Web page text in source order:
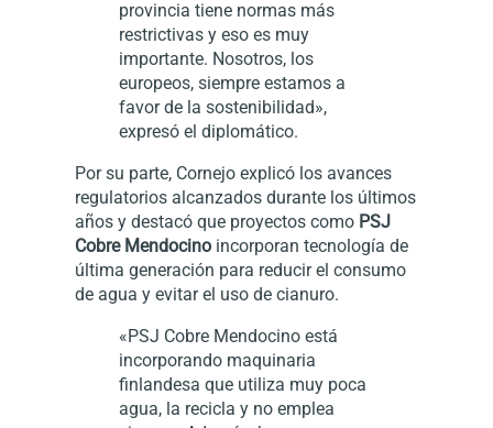
provincia tiene normas más
restrictivas y eso es muy
importante. Nosotros, los
europeos, siempre estamos a
favor de la sostenibilidad»,
expresó el diplomático.
Por su parte, Cornejo explicó los avances
regulatorios alcanzados durante los últimos
años y destacó que proyectos como PSJ
Cobre Mendocino incorporan tecnología de
última generación para reducir el consumo
de agua y evitar el uso de cianuro.
«PSJ Cobre Mendocino está
incorporando maquinaria
finlandesa que utiliza muy poca
agua, la recicla y no emplea